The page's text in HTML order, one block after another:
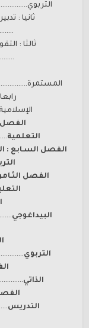
ثانيا :
ثالثا :
الفصل
التعلمية
الفصل السـابع :
الفصل
البيداغوجي
التربوي137
الذاتي141
التدريس